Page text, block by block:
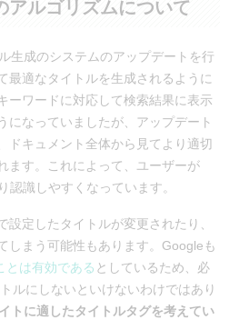
アルゴリズムについて
生成のシステムのアップデートを行
最適なタイトルを生成されるように
ーワードに対応して検索結果に表示
になっていましたが、アップデート
ドキュメント全体から見てより適切
ます。これによって、ユーザーが
認識しやすくなっています。
設定したタイトルが変更されたり、
しまう可能性もあります。Googleも
とは有効である としているため、必
ルにしないといけないわけではあり
トに適したタイトルタグを考えてい